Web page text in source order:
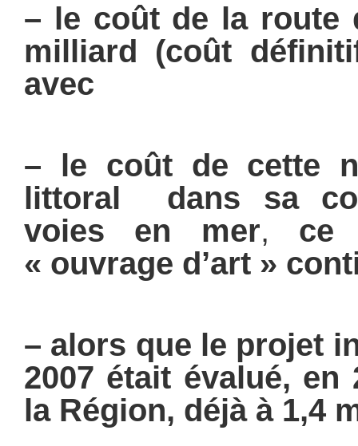
– le coût de la route
milliard (coût
avec
– le coût de cette
littoral dans sa
voies en mer, ce
« ouvrage d’art »
– alors que le projet
2007 était évalué, en
la Région, déjà à 1,4